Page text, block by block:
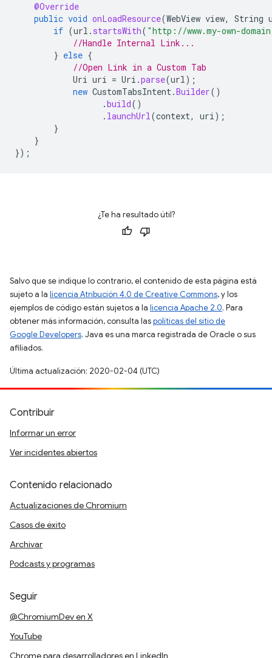
@Override
public void onLoadResource(WebView view, String
if (url . startsWith( "http://www.my-own-
//Handle Internal Link...
} else {
//Open Link in a Custom Tab
Uri uri = Uri .parse(url);
new CustomTabsIntent.Builder()
.build()
. launchUrl(context, uri);
}
}
});
¿Te ha resultado útil?
Salvo que se indique lo contrario, el contenido de esta página está
sujeto a la licencia Atribución 4.0 de Creative Commons, y los
ejemplos de código están sujetos a la licencia Apache 2.0. Para
obtener más información, consulta laspolíticas del sitio de
Google Developers. Java es una marca registrada de Oracle o sus
afiliados.
Última actualización: 2020-02-04 (UTC)
Contribuir
Informar un error
Ver incidentes abiertos
Contenido relacionado
Actualizaciones de Chromium
Casos de éxito
Archivar
Podcasts y programas
Seguir
@ChromiumDev en X
YouTube
Chrome para desarrolladores en LinkedIn